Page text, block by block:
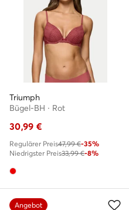
Triumph
Bügel-BH · Rot
30,99 €
Regulärer Preis47,99 €-35%
Niedrigster Preis33,99 €-8%
Angebot